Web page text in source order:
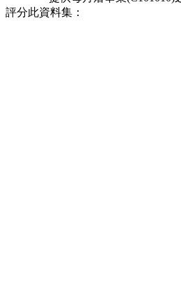
評分此資料集：